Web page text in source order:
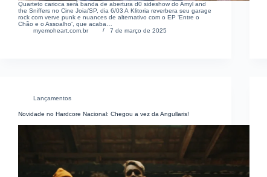
Quarteto carioca será banda de abertura d0 sideshow do Amyl and
the Sniffers no Cine Joia/SP, dia 6/03 A Klitoria reverbera seu garage
rock com verve punk e nuances de alternativo com o EP ‘Entre o
Chão e o Assoalho‘, que acaba…
myemoheart.com.br
7 de março de 2025
Lançamentos
Novidade no Hardcore Nacional: Chegou a vez da Angullaris!